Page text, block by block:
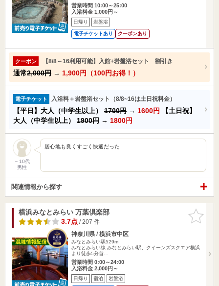
営業時間 10:00～25:00
入浴料金 1,000円～
日帰り 岩盤浴
電子チケットあり クーポンあり
クーポン 【8/8～16利用可能】入館+岩盤浴セット 割引き
通常2,000円 → 1,900円（100円お得！）
電子チケット 入浴料＋岩盤浴セット（8/8~16は土日祝料金）
【平日】大人（中学生以上） 1700円 → 1600円
【土日祝】
大人（中学生以上） 1900円 → 1800円
～10代
男性
居心地も良くすごく快適だった
関連情報から探す
お気に入
りに追加
横浜みなとみらい 万葉倶楽部
3.7点/ 207 件
神奈川県 / 横浜市中区
みなとみらい駅529m
みなとみらい線 みなとみらい駅、クイーンズスクエア横浜
より徒歩5分首…
営業時間 0:00～24:00
入浴料金 2,000円～
日帰り 宿泊 岩盤浴